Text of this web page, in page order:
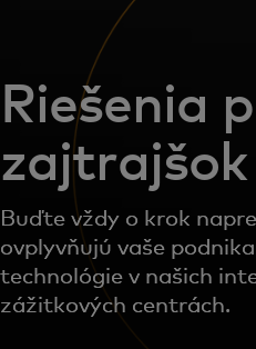
Riešenia
zajtrajšok
Buďte vždy o krok
ovplyvňujú vaše
technológie v našich
zážitkových centrách.